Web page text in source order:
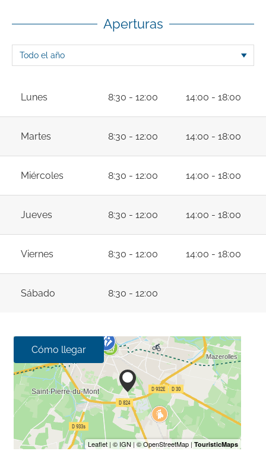
Aperturas
Lunes 8:30 - 12:00 14:00 - 18:00
Martes 8:30 - 12:00 14:00 - 18:00
Miércoles 8:30 - 12:00 14:00 - 18:00
Jueves 8:30 - 12:00 14:00 - 18:00
Viernes 8:30 - 12:00 14:00 - 18:00
Sábado 8:30 - 12:00
Cómo llegar